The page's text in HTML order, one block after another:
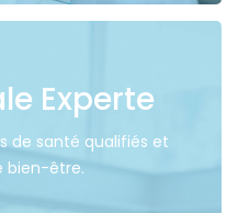
Experte
de santé qualifiés et
bien-être.